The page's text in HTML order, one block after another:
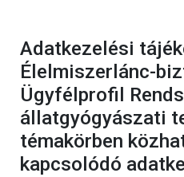
Adatkezelési
Élelmiszerlánc-
Ügyfélprofil
állatgyógyászati
témakörben
kapcsolódó